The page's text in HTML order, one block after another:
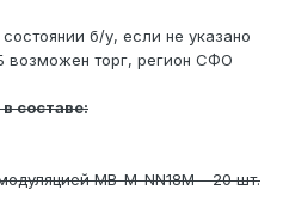
б/у, если не указано
возможен торг, регион СФО
в составе:
МВ-М-NN18М – 20 шт.